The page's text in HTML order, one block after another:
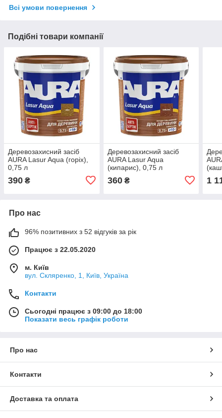
Всі умови повернення
Подібні товари компанії
Деревозахисний засіб
AURA Lasur Aqua (горіх),
0,75 л
390 ₴
Деревозахисний засіб
AURA Lasur Aqua
(кипарис), 0,75 л
360₴ 1
Про нас
96% позитивних з 52 відгуків за рік
Працює з 22.05.2020
м. Київ
вул. Скляренко, 1, Київ, Україна
Контакти
Сьогодні працює з 09:00 до 18:00
Показати весь графік роботи
Про нас
Контакти
Доставка та оплата